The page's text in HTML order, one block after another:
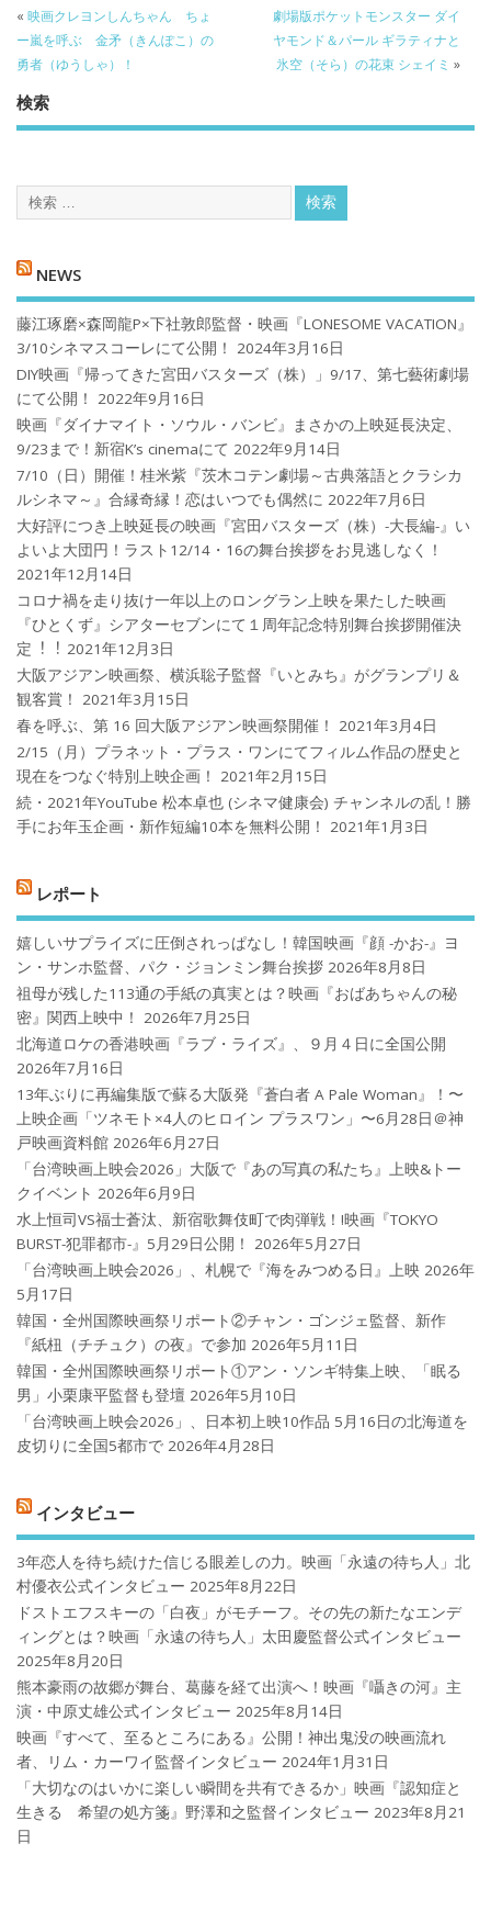
« 映画クレヨンしんちゃん ちょ
ー嵐を呼ぶ 金矛（きんぽこ）の
勇者（ゆうしゃ）！
劇場版ポケットモンスター ダイ
ヤモンド＆パール ギラティナと
氷空（そら）の花束 シェイミ »
検索
NEWS
藤江琢磨×森岡龍P×下社敦郎監督・映画『LONESOME VACATION』
3/10シネマスコーレにて公開！
2024年3月16日
DIY映画『帰ってきた宮田バスターズ（株）」9/17、第七藝術劇場
にて公開！
2022年9月16日
映画『ダイナマイト・ソウル・バンビ』まさかの上映延長決定、
9/23まで！新宿K’s cinemaにて 2022年9月14日
7/10（日）開催！桂米紫『茨木コテン劇場～古典落語とクラシカ
ルシネマ～』合縁奇縁！恋はいつでも偶然に 2022年7月6日
大好評につき上映延長の映画『宮田バスターズ（株）-大長編-』い
よいよ大団円！ラスト12/14・16の舞台挨拶をお見逃しなく！
2021年12月14日
コロナ禍を⾛り抜け⼀年以上のロングラン上映を果たした映画
『ひとくず』シアターセブンにて１周年記念特別舞台挨拶開催決
定︕︕ 2021年12月3日
大阪アジアン映画祭、横浜聡子監督『いとみち』がグランプリ＆
観客賞！
2021年3月15日
春を呼ぶ、第 16 回大阪アジアン映画祭開催！
2021年3月4日
2/15（月）プラネット・プラス・ワンにてフィルム作品の歴史と
現在をつなぐ特別上映企画！
2021年2月15日
続・2021年YouTube 松本卓也 (シネマ健康会) チャンネルの乱！勝
手にお年玉企画・新作短編10本を無料公開！
2021年1月3日
レポート
嬉しいサプライズに圧倒されっぱなし！韓国映画『顔 -かお-』ヨ
ン・サンホ監督、パク・ジョンミン舞台挨拶 2026年8月8日
祖母が残した113通の手紙の真実とは？映画『おばあちゃんの秘
密』関西上映中！
2026年7月25日
北海道ロケの香港映画『ラブ・ライズ』、９月４日に全国公開
2026年7月16日
13年ぶりに再編集版で蘇る大阪発『蒼白者 A Pale Woman』！〜
上映企画「ツネモト×4人のヒロイン プラスワン」〜6月28日＠神
戸映画資料館 2026年6月27日
「台湾映画上映会2026」大阪で『あの写真の私たち』上映&トー
クイベント 2026年6月9日
水上恒司VS福士蒼汰、新宿歌舞伎町で肉弾戦！!映画『TOKYO
BURST-犯罪都市-』5月29日公開！
2026年5月27日
「台湾映画上映会2026」、札幌で『海をみつめる日』上映 2026年
5月17日
韓国・全州国際映画祭リポート②チャン・ゴンジェ監督、新作
『紙杻（チチュク）の夜』で参加 2026年5月11日
韓国・全州国際映画祭リポート①アン・ソンギ特集上映、「眠る
男」小栗康平監督も登壇 2026年5月10日
「台湾映画上映会2026」、日本初上映10作品 5月16日の北海道を
皮切りに全国5都市で 2026年4月28日
インタビュー
3年恋人を待ち続けた信じる眼差しの力。映画「永遠の待ち人」北
村優衣公式インタビュー 2025年8月22日
ドストエフスキーの「白夜」がモチーフ。その先の新たなエンデ
ィングとは？映画「永遠の待ち人」太田慶監督公式インタビュー
2025年8月20日
熊本豪雨の故郷が舞台、葛藤を経て出演へ！映画『囁きの河』主
演・中原丈雄公式インタビュー 2025年8月14日
映画『すべて、至るところにある』公開！神出鬼没の映画流れ
者、リム・カーワイ監督インタビュー 2024年1月31日
「大切なのはいかに楽しい瞬間を共有できるか」映画『認知症と
生きる 希望の処方箋』野澤和之監督インタビュー 2023年8月21
日